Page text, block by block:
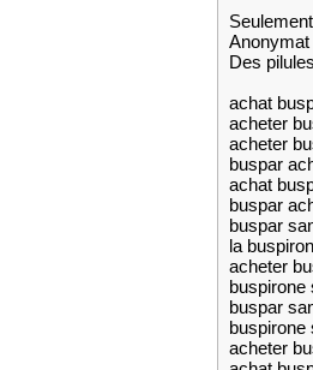
Des
achat
acheter
acheter
buspar
achat
buspar
buspar
la
acheter
buspirone
buspar
buspirone
acheter